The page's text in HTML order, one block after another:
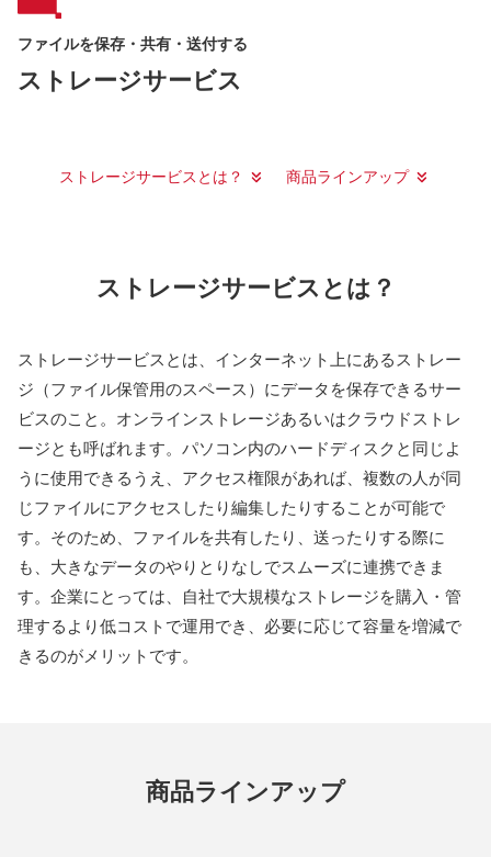
ファイルを保存・共有・送付する
ストレージサービス
ストレージサービスとは？ 商品ラインアップ
ストレージサービスとは？
ストレージサービスとは、インターネット上にあるストレー
ジ（ファイル保管用のスペース）にデータを保存できるサー
ビスのこと。オンラインストレージあるいはクラウドストレ
ージとも呼ばれます。パソコン内のハードディスクと同じよ
うに使用できるうえ、アクセス権限があれば、複数の人が同
じファイルにアクセスしたり編集したりすることが可能で
す。そのため、ファイルを共有したり、送ったりする際に
も、大きなデータのやりとりなしでスムーズに連携できま
す。企業にとっては、自社で大規模なストレージを購入・管
理するより低コストで運用でき、必要に応じて容量を増減で
きるのがメリットです。
商品ラインアップ